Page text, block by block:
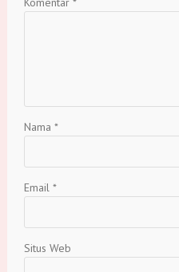
Nama *
Email *
Situs Web